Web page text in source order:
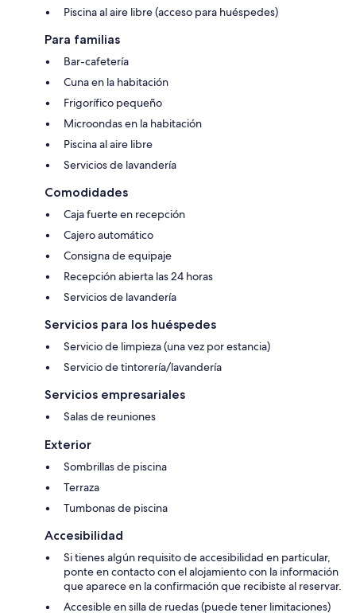
Piscina al aire libre (acceso para huéspedes)
Para familias
Bar-cafetería
Cuna en la habitación
Frigorífico pequeño
Microondas en la habitación
Piscina al aire libre
Servicios de lavandería
Comodidades
Caja fuerte en recepción
Cajero automático
Consigna de equipaje
Recepción abierta las 24 horas
Servicios de lavandería
Servicios para los huéspedes
Servicio de limpieza (una vez por estancia)
Servicio de tintorería/lavandería
Servicios empresariales
Salas de reuniones
Exterior
Sombrillas de piscina
Terraza
Tumbonas de piscina
Accesibilidad
Si tienes algún requisito de accesibilidad en particular,
ponte en contacto con el alojamiento con la información
que aparece en la confirmación que recibiste al reservar.
Accesible en silla de ruedas (puede tener limitaciones)